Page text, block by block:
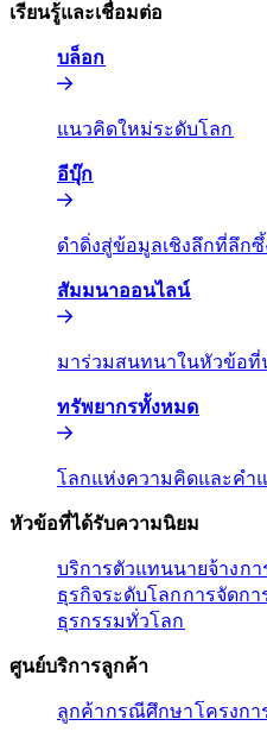
เรียนรู้และเชื่อมต่อ​​
บล็อก​​
แนวคิดใหม่ระดับโลก​​
อีบุ๊ก​​
ดำดิ่งสู่ข้อมูลเชิงลึกที่ลึก
สัมมนาออนไลน์​​
มาร่วมสนทนาในหัวข้อที่
ทรัพยากรทั้งหมด​​
โลกแห่งความคิดและคำ
หัวข้อที่ได้รับความนิยม​​
บริการตัวแทนนายจ้าง​​กา
ธุรกิจระดับโลก​​การจัดก
ธุรกรรมทั่วโลก​​
ศูนย์บริการลูกค้า​​
ลูกค้า​​กรณีศึกษา​​โครงก